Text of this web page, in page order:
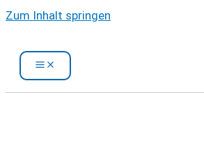
Zum Inhalt springen